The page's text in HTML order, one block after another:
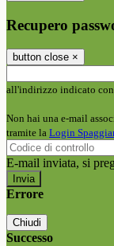
Recupero
button close ×
all'indirizzo indicato
Non hai una e-mail
tramite la Login
E-mail inviata, si
Errore
Chiudi
Successo